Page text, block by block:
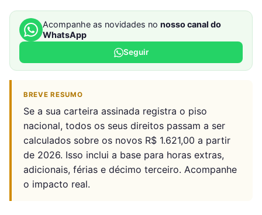
Acompanhe as novidades no nosso canal do
WhatsApp
Seguir
BREVE RESUMO
Se a sua carteira assinada registra o piso
nacional, todos os seus direitos passam a ser
calculados sobre os novos R$ 1.621,00 a partir
de 2026. Isso inclui a base para horas extras,
adicionais, férias e décimo terceiro. Acompanhe
o impacto real.